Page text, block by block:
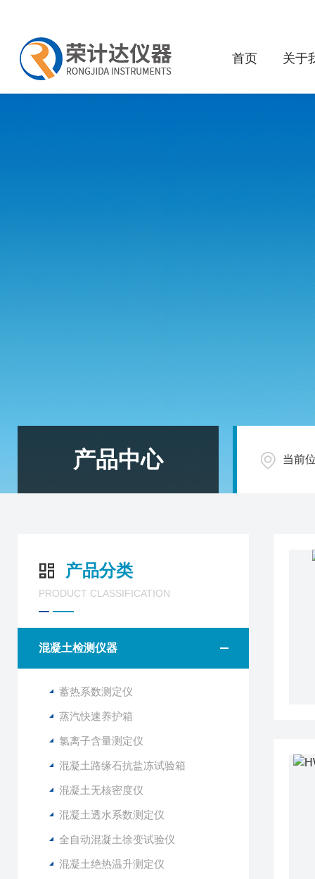
首页 关于
产品中心 当前
产品分类
PRODUCT CLASSIFICATION
混凝土检测仪器
蓄热系数测定仪
蒸汽快速养护箱
氯离子含量测定仪
混凝土路缘石抗盐冻试验箱
混凝土无核密度仪
混凝土透水系数测定仪
全自动混凝土徐变试验仪
混凝土绝热温升测定仪